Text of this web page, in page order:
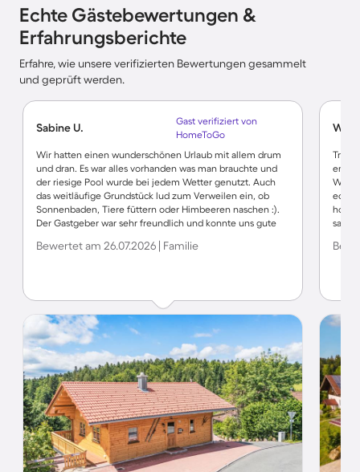
Echte Gästebewertungen &
Erfahrungsberichte
Erfahre, wie unsere verifizierten Bewertungen gesammelt
und geprüft werden.
Sabine U.
Gast verifiziert von
HomeToGo
Wir hatten einen wunderschönen Urlaub mit allem drum
und dran. Es war alles vorhanden was man brauchte und
der riesige Pool wurde bei jedem Wetter genutzt. Auch
das weitläufige Grundstück lud zum Verweilen ein, ob
Sonnenbaden, Tiere füttern oder Himbeeren naschen :).
Der Gastgeber war sehr freundlich und konnte uns gute
sehr gern wieder.
Bewertet am 26.07.2026 | Familie
da
Natur